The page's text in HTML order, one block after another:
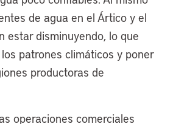
de agua en el Ártico y el
estar disminuyendo, lo que
patrones climáticos y poner
productoras de
operaciones comerciales